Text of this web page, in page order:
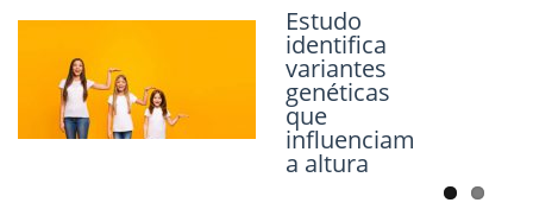
Estudo
identifica
variantes
genéticas
que
influenciam
a altura
pode
melhorar a
aparência
das
cicatrizes